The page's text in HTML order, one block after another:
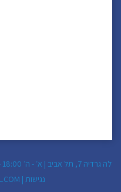
לה גרדיה 7, תל אביב | א׳ - ה׳ 18:00 - 9:00 |
נגישות |